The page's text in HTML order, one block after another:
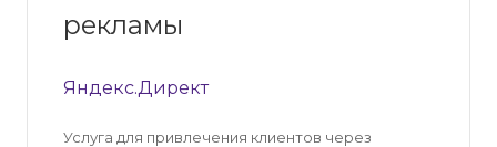
рекламы
Яндекс.Директ
Услуга для привлечения клиентов через